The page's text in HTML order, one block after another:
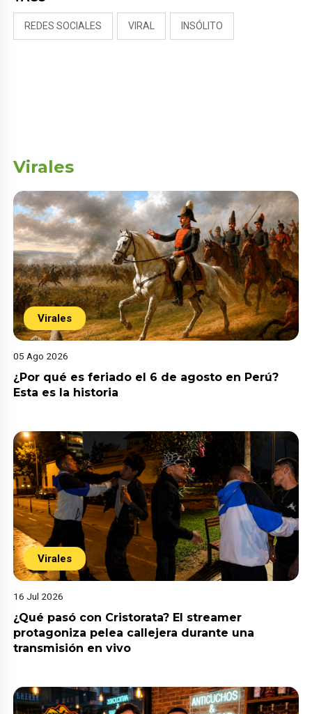
REDES SOCIALES VIRAL INSÓLITO
Virales
Virales
05 Ago 2026
¿Por qué es feriado el 6 de agosto en Perú?
Esta es la historia
Virales
16 Jul 2026
¿Qué pasó con Cristorata? El streamer
protagoniza pelea callejera durante una
transmisión en vivo